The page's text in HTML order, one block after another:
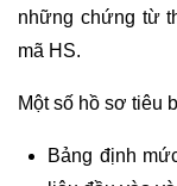
những chứng từ
mã HS.
Một số hồ sơ tiêu
Bảng định